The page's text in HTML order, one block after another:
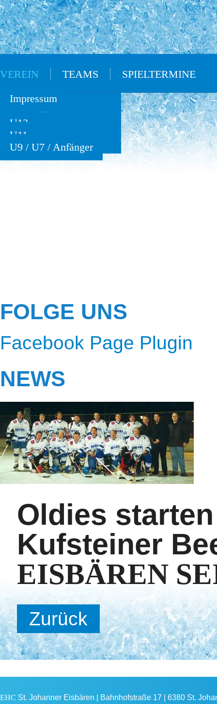
VEREIN TEAMS
Oldies
U13
U11
U9 / U7 / Anfänger
SPIELTERMINE
Impressum
FOLGE UNS
Facebook Page Plugin
NEWS
Oldies
Kufsteiner
EISBÄREN
Zurück
EHC St. Johanner Eisbären | Bahnhofstraße 17 | 6380 St.